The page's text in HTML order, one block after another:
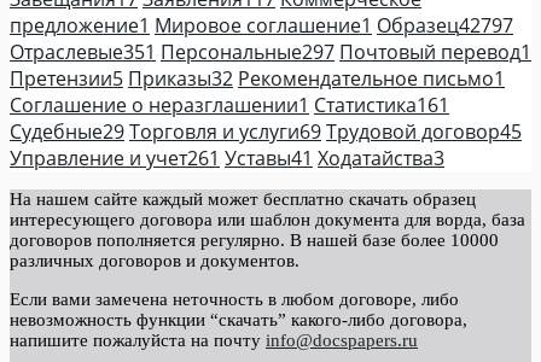
предложение1 Мировое соглашение1 Образец42797
Отраслевые351 Персональные297 Почтовый перевод1
Претензии5 Приказы32 Рекомендательное письмо1
Соглашение о неразглашении1 Статистика161
Судебные29Торговля и услуги69Трудовой договор45
Управление и учет261 Уставы41 Ходатайства3
На нашем сайте каждый может бесплатно скачать образец
интересующего договора или шаблон документа для ворда, база
договоров пополняется регулярно. В нашей базе более 10000
различных договоров и документов.
Если вами замечена неточность в любом договоре, либо
невозможность функции “скачать” какого-либо договора,
напишите пожалуйста на почту info@docspapers.ru